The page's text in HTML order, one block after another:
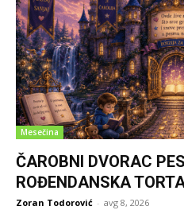
Mesečina
ČAROBNI DVORAC
ROĐENDANSKA
Zoran Todorović - avg 8, 2026